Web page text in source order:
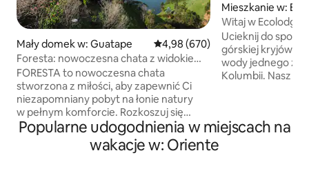
Mały domek w: Guatape Średnia ocena: 4,98 na 5, liczba
4,98 (670)
Foresta: nowoczesna chata z widokiem
na Rock
FORESTA to nowoczesna chata
stworzona z miłości, aby zapewnić Ci
niezapomniany pobyt na łonie natury
w pełnym komforcie. Rozkoszuj się
wspaniałymi widokami z tarasu, zrelaksuj
się w jacuzzi, obserwuj dziesiątki ptaków,
które do nas przylatują, lub porozmawiaj
Mieszkanie w: El
Witaj w Ecolodge
Ucieknij do
górskiej kryjówce
wody jednego z
Kolumbii. Nasz
świeże górskie
Popularne udogodnienia w miejscach na
wakacje w: Oriente